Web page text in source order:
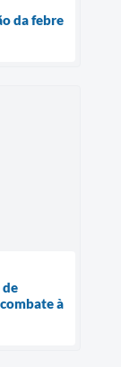
da febre
de
à